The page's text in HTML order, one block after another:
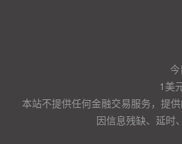
1美
本站不提供任何金融交易服务，提
因信息残缺、延时